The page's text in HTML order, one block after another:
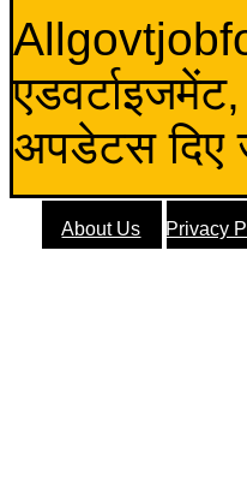
अपडेटस दिए
About Us Privacy